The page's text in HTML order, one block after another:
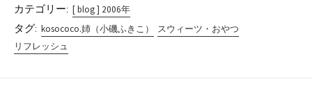
カテゴリー: [ blog ] 2006年
タグ: kosococo.姉（小磯ふきこ）
スウィーツ・おやつ
リフレッシュ